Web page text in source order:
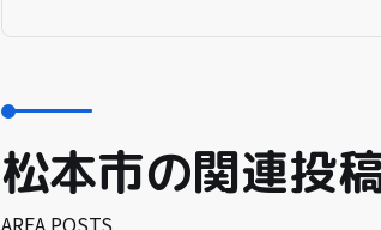
松本市の関連投
AREA POSTS